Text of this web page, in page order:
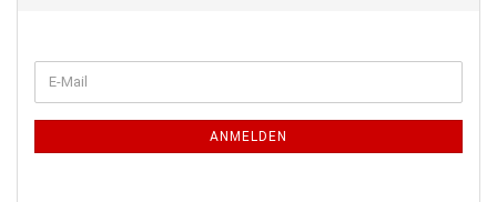
ZUR
NEWSLETTER-
E-
Mail
ANMELDEN